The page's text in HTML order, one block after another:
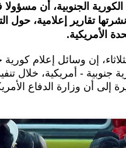
الجنوبية، أن مسؤولا
تقارير إعلامية، حول
الأمريكية.
إن وسائل إعلام
جنوبية - أمريكية، خلال
إلى أن وزارة الدفاع